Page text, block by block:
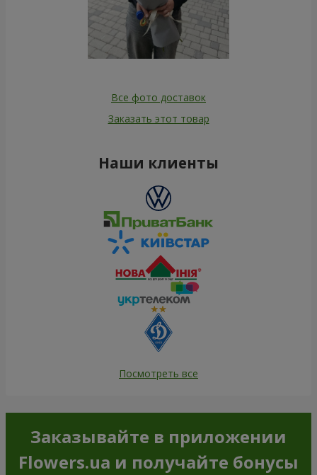
Все фото доставок
Заказать этот товар
Наши клиенты
Посмотреть все
Заказывайте в приложении
Flowers.ua и получайте бонусы